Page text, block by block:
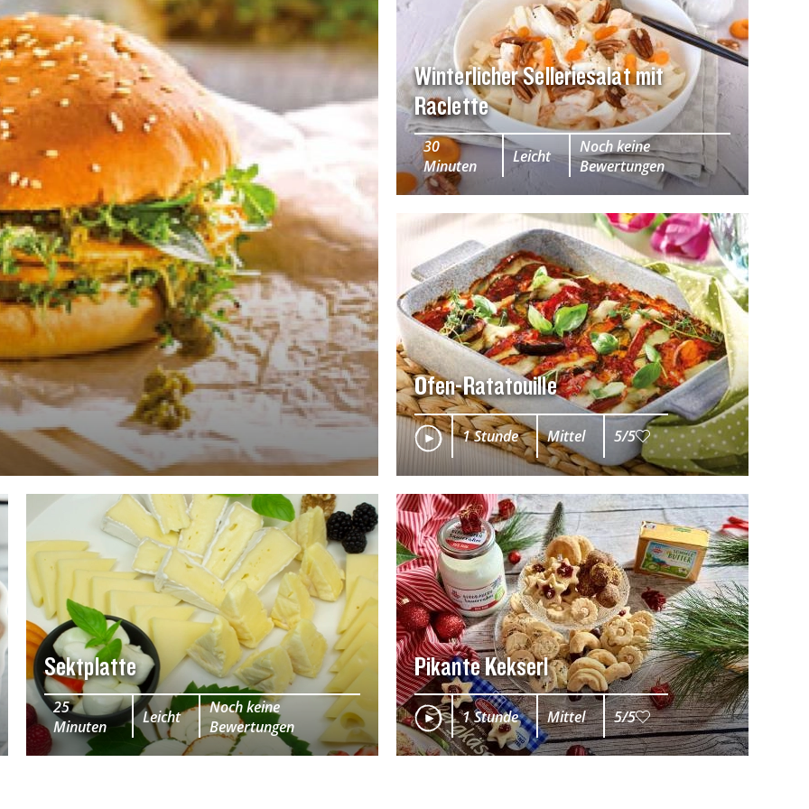
Winterlicher Selleriesalat mit
Raclette
30
Minuten
Leicht
Noch keine
Bewertungen
Ofen-Ratatouille
1 Stunde Mittel 5/5
Pikante Kekserl
1 Stunde Mittel 5/5
Sektplatte
25
Minuten
Leicht
Noch keine
Bewertungen